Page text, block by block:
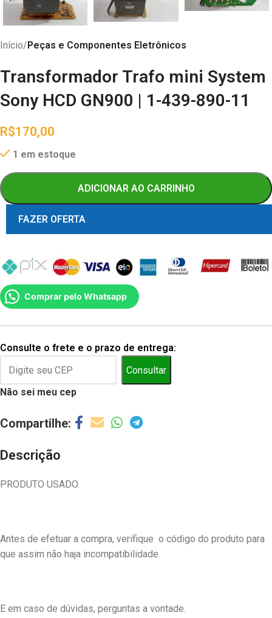
Início Peças e Componentes Eletrônicos
Transformador Trafo mini System
Sony HCD GN900 | 1-439-890-11
R$170,00
1 em estoque
ADICIONAR AO CARRINHO
FAZER OFERTA
Comprar pelo Whatsapp
Consulte o frete e o prazo de entrega:
Consultar
Não sei meu cep
Descrição
PRODUTO USADO.
Antes de efetuar a compra, verifique o código do produto para
que assim não haja incompatibilidade.
E em caso de dúvidas, perguntas a vontade.